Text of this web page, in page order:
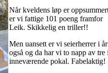
Når kveldens løp er
er vi fattige 101 poeng framfor
Leik. Skikkelig en triller!!
Men uansett er vi seierherrer i år
også og da har vi to napp av tre
inneværende pokal. Fabelaktig!